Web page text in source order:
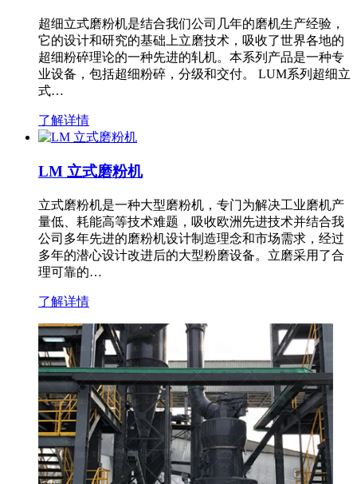
超细立式磨粉机是结合我们公司几年的磨机生产经验，
它的设计和研究的基础上立磨技术，吸收了世界各地的
超细粉碎理论的一种先进的轧机。本系列产品是一种专
业设备，包括超细粉碎，分级和交付。 LUM系列超细立
式…
了解详情
LM 立式磨粉机
立式磨粉机是一种大型磨粉机，专门为解决工业磨机产
量低、耗能高等技术难题，吸收欧洲先进技术并结合我
公司多年先进的磨粉机设计制造理念和市场需求，经过
多年的潜心设计改进后的大型粉磨设备。立磨采用了合
理可靠的…
了解详情